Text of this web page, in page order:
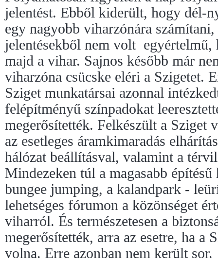
jelentést. Ebből kiderült, hogy dél-
egy nagyobb viharzónára
jelentésekből nem volt egyértelmű,
majd a vihar. Sajnos később már
viharzóna csücske eléri a Szigetet.
Sziget munkatársai azonnal
felépítményű színpadokat
megerősítették. Felkészült a Sziget
az esetleges áramkimaradás
hálózat beállításval, valamint a
Mindezeken túl a magasabb
bungee jumping, a kalandpark -
lehetséges fórumon a közönséget
viharról. És természetesen a
megerősítették, arra az esetre, ha a
volna. Erre azonban nem került sor.